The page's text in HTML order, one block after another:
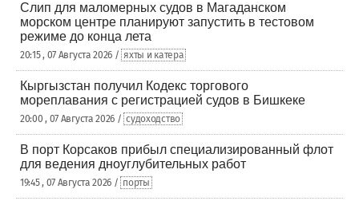
Слип для маломерных судов в Магаданском
морском центре планируют запустить в тестовом
режиме до конца лета
20:15 , 07 Августа 2026 / яхты и катера
Кыргызстан получил Кодекс торгового
мореплавания с регистрацией судов в Бишкеке
20:00 , 07 Августа 2026 / судоходство
В порт Корсаков прибыл специализированный флот
для ведения дноуглубительных работ
19:45 , 07 Августа 2026 / порты